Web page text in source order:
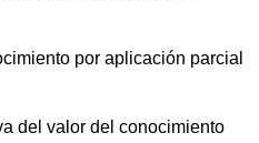
por aplicación parcial
del valor del conocimiento